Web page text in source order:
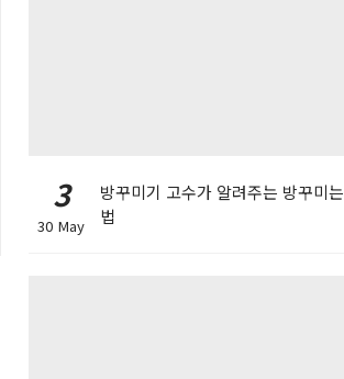
3
30 May
방꾸미기 고수가 알려주는 방꾸미는
법